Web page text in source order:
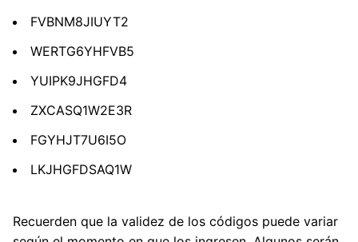
FVBNM8JIUYT2
WERTG6YHFVB5
YUIPK9JHGFD4
ZXCASQ1W2E3R
FGYHJT7U6I5O
LKJHGFDSAQ1W
Recuerden que la validez de los códigos puede variar